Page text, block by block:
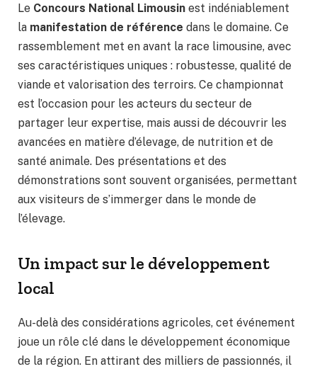
Le Concours National Limousin est indéniablement
la manifestation de référence dans le domaine. Ce
rassemblement met en avant la race limousine, avec
ses caractéristiques uniques : robustesse, qualité de
viande et valorisation des terroirs. Ce championnat
est l’occasion pour les acteurs du secteur de
partager leur expertise, mais aussi de découvrir les
avancées en matière d’élevage, de nutrition et de
santé animale. Des présentations et des
démonstrations sont souvent organisées, permettant
aux visiteurs de s’immerger dans le monde de
l’élevage.
Un impact sur le développement
local
Au-delà des considérations agricoles, cet événement
joue un rôle clé dans le développement économique
de la région. En attirant des milliers de passionnés, il